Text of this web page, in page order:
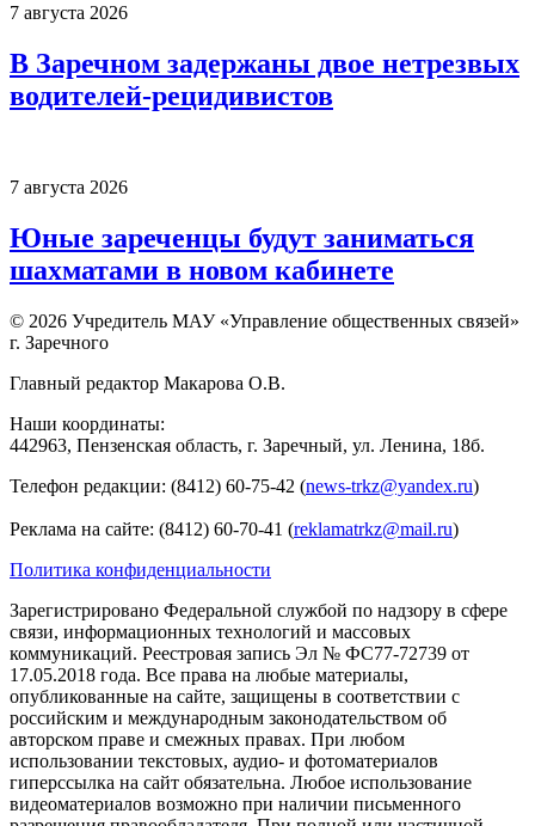
7 августа 2026
В Заречном задержаны двое нетрезвых
водителей-рецидивистов
7 августа 2026
Юные зареченцы будут заниматься
шахматами в новом кабинете
© 2026 Учредитель МАУ «Управление общественных связей»
г. Заречного
Главный редактор Макарова О.В.
Наши координаты:
442963, Пензенская область, г. Заречный, ул. Ленина, 18б.
Телефон редакции: (8412) 60-75-42 (news-trkz@yandex.ru)
Реклама на сайте: (8412) 60-70-41 (reklamatrkz@mail.ru)
Политика конфиденциальности
Зарегистрировано Федеральной службой по надзору в сфере
связи, информационных технологий и массовых
коммуникаций. Реестровая запись Эл № ФС77-72739 от
17.05.2018 года. Все права на любые материалы,
опубликованные на сайте, защищены в соответствии с
российским и международным законодательством об
авторском праве и смежных правах. При любом
использовании текстовых, аудио- и фотоматериалов
гиперссылка на сайт обязательна. Любое использование
видеоматериалов возможно при наличии письменного